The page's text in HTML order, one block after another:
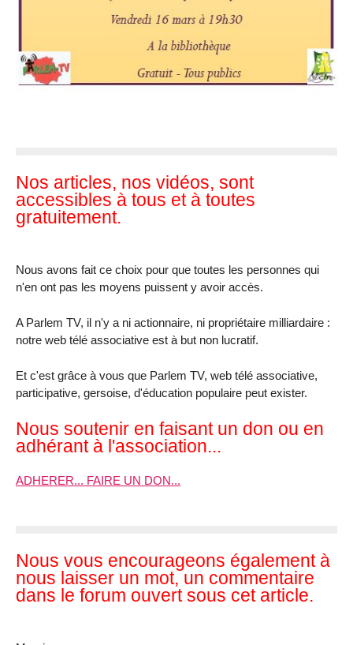
Nos articles, nos vidéos, sont
accessibles à tous et à toutes
gratuitement.
Nous avons fait ce choix pour que toutes les personnes qui
n'en ont pas les moyens puissent y avoir accès.
A Parlem TV, il n'y a ni actionnaire, ni propriétaire milliardaire :
notre web télé associative est à but non lucratif.
Et c'est grâce à vous que Parlem TV, web télé associative,
participative, gersoise, d'éducation populaire peut exister.
Nous soutenir en faisant un don ou en
adhérant à l'association...
ADHERER... FAIRE UN DON...
Nous vous encourageons également à
nous laisser un mot, un commentaire
dans le forum ouvert sous cet article.